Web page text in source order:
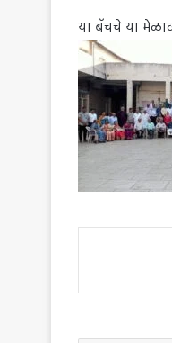
या बॅचचे या